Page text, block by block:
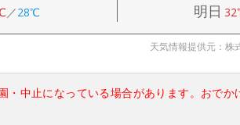
／28℃ 明日
天気情報提供元：株
・中止になっている場合があります。おでか